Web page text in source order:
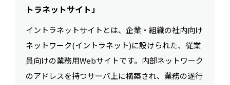
トラネットサイト」
イントラネットサイトとは、企業・組織の社内向け
ネットワーク(イントラネット)に設けられた、従業
員向けの業務用Webサイトです。内部ネットワーク
のアドレスを持つサーバ上に構築され、業務の遂行